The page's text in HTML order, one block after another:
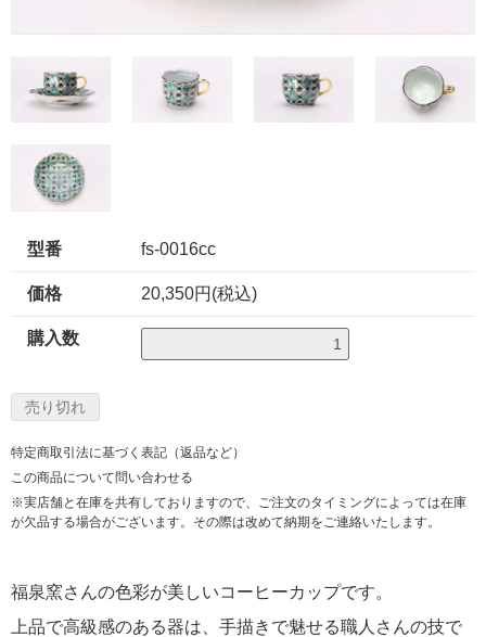
型番 fs-0016cc
価格 20,350円(税込)
購入数
特定商取引法に基づく表記（返品など）
この商品について問い合わせる
※実店舗と在庫を共有しておりますので、ご注文のタイミングによっては在庫
が欠品する場合がございます。その際は改めて納期をご連絡いたします。
福泉窯さんの色彩が美しいコーヒーカップです。
上品で高級感のある器は、手描きで魅せる職人さんの技で